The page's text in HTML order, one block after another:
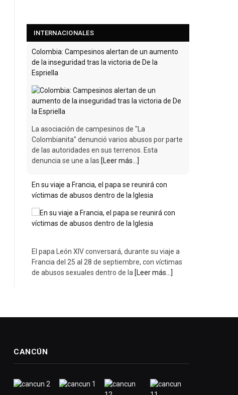
INTERNACIONALES
Colombia: Campesinos alertan de un aumento
de la inseguridad tras la victoria de De la
Espriella
La asociación de campesinos de "La
Colombianita" denunció varios abusos por parte
de las autoridades en sus terrenos. Esta
denuncia se une a las [Leer más...]
En su viaje a Francia, el papa se reunirá con
víctimas de abusos dentro de la Iglesia
El papa León XIV conversará, durante su viaje a
Francia del 25 al 28 de septiembre, con víctimas
de abusos sexuales dentro de la [Leer más...]
CANCÚN